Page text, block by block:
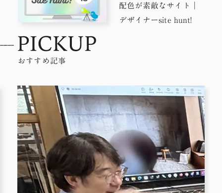
配色が素敵なサイト｜
デザイナーsite hunt!
おすすめ記事